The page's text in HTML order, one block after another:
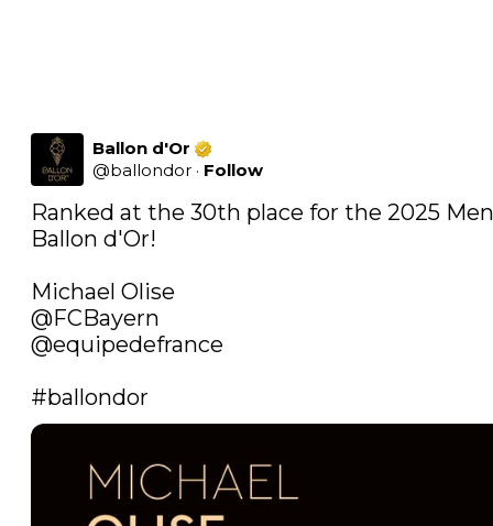
Ballon d'Or
@ballondor · Follow
Ranked at the 30th place for the 2025
Ballon d'Or!
@FCBayern
@equipedefrance
#ballondor